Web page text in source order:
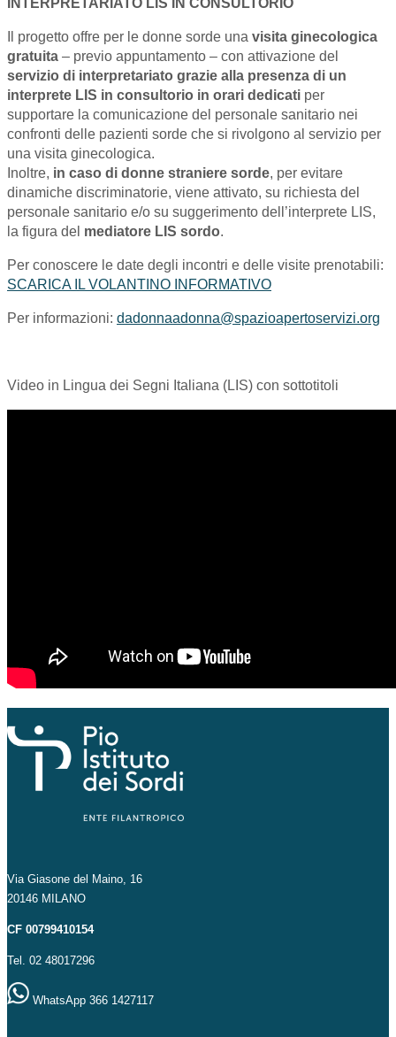
INTERPRETARIATO LIS IN CONSULTORIO
Il progetto offre per le donne sorde una visita ginecologica
gratuita – previo appuntamento – con attivazione del
servizio di interpretariato grazie alla presenza di un
interprete LIS in consultorio in orari dedicati per
supportare la comunicazione del personale sanitario nei
confronti delle pazienti sorde che si rivolgono al servizio per
una visita ginecologica.
Inoltre, in caso di donne straniere sorde, per evitare
dinamiche discriminatorie, viene attivato, su richiesta del
personale sanitario e/o su suggerimento dell’interprete LIS,
la figura del mediatore LIS sordo.
Per conoscere le date degli incontri e delle visite prenotabili:
SCARICA IL VOLANTINO INFORMATIVO
Per informazioni: dadonnaadonna@spazioapertoservizi.org
Video in Lingua dei Segni Italiana (LIS) con sottotitoli
Via Giasone del Maino, 16
20146 MILANO
CF 00799410154
Tel. 02 48017296
WhatsApp 366 1427117